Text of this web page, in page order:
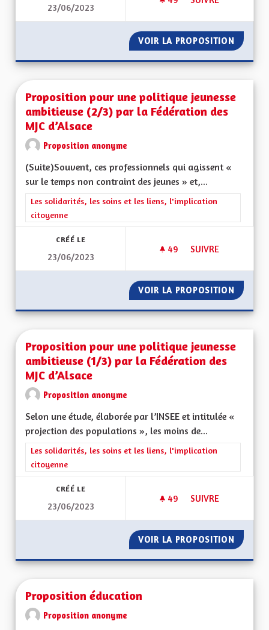
23/06/2023
VOIR LA PROPOSITION
Proposition pour une politique jeunesse
ambitieuse (2/3) par la Fédération des
MJC d’Alsace
Proposition anonyme
(Suite)Souvent, ces professionnels qui agissent «
sur le temps non contraint des jeunes » et,...
Filtrer les résultats de la catégorie : Les solidarités, les soins
Les solidarités, les soins et les liens, l'implication
citoyenne
CRÉÉ LE
23/06/2023
49 49 ABONNÉS
SUIVRE
VOIR LA PROPOSITION
Proposition pour une politique jeunesse
ambitieuse (1/3) par la Fédération des
MJC d’Alsace
Proposition anonyme
Selon une étude, élaborée par l’INSEE et intitulée «
projection des populations », les moins de...
Filtrer les résultats de la catégorie : Les solidarités, les soins
Les solidarités, les soins et les liens, l'implication
citoyenne
CRÉÉ LE
23/06/2023
49 49 ABONNÉS
SUIVRE
VOIR LA PROPOSITION
Proposition éducation
Proposition anonyme